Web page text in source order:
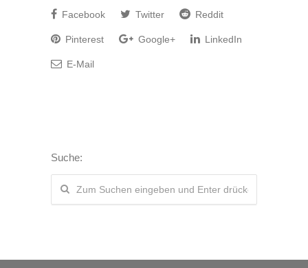
Facebook Twitter Reddit
Pinterest Google+ LinkedIn
E-Mail
Suche: